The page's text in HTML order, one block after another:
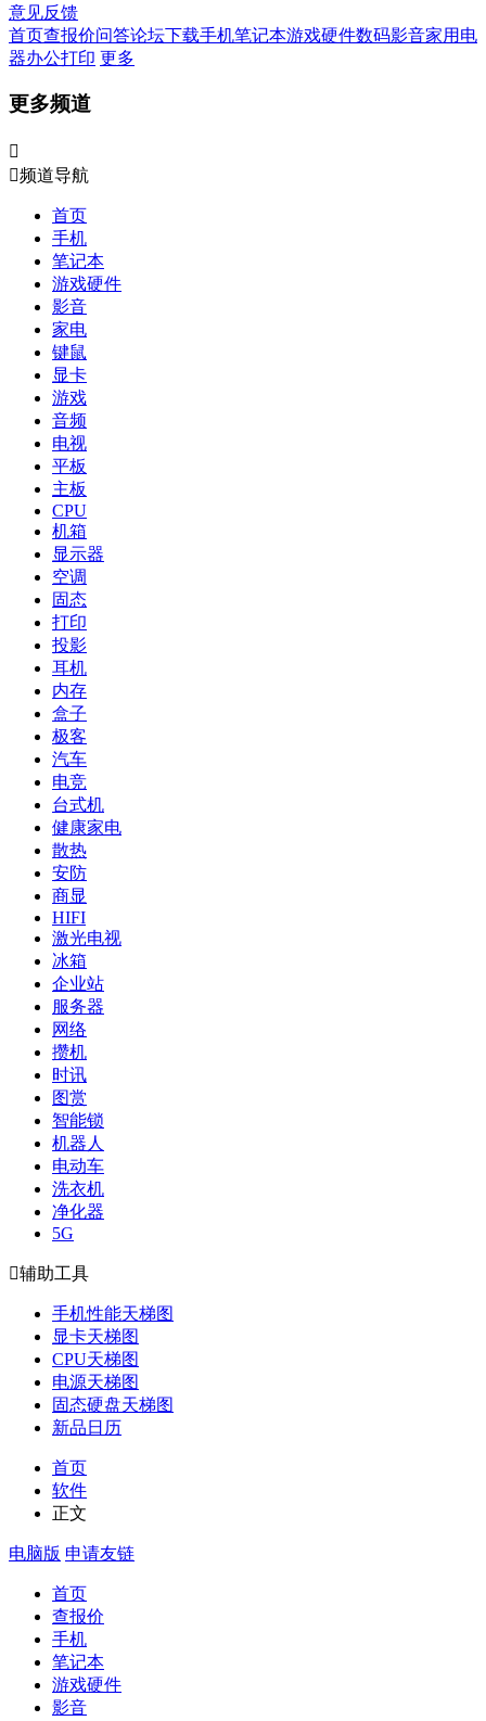
意见反馈
首页查报价问答论坛下载手机笔记本游戏硬件数码影音家用电
器办公打印 更多
更多频道

频道导航
首页
手机
笔记本
游戏硬件
影音
家电
键鼠
显卡
游戏
音频
电视
平板
主板
CPU
机箱
显示器
空调
固态
打印
投影
耳机
内存
盒子
极客
汽车
电竞
台式机
健康家电
散热
安防
商显
HIFI
激光电视
冰箱
企业站
服务器
网络
攒机
时讯
图赏
智能锁
机器人
电动车
洗衣机
净化器
5G
辅助工具
手机性能天梯图
显卡天梯图
CPU天梯图
电源天梯图
固态硬盘天梯图
新品日历
首页
软件
正文
电脑版 申请友链
首页
查报价
手机
笔记本
游戏硬件
影音